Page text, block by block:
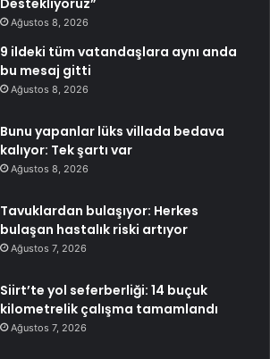
Ağustos 8, 2026
9 ildeki tüm vatandaşlara aynı anda
bu mesaj gitti
Ağustos 8, 2026
Bunu yapanlar lüks villada bedava
kalıyor: Tek şartı var
Ağustos 8, 2026
Tavuklardan bulaşıyor: Herkes
bulaşan hastalık riski artıyor
Ağustos 7, 2026
Siirt’te yol seferberliği: 14 buçuk
kilometrelik çalışma tamamlandı
Ağustos 7, 2026